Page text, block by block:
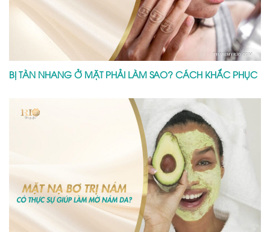
BỊ TÀN NHANG Ở MẶT PHẢI LÀM SAO? CÁCH KHẮC PHỤC